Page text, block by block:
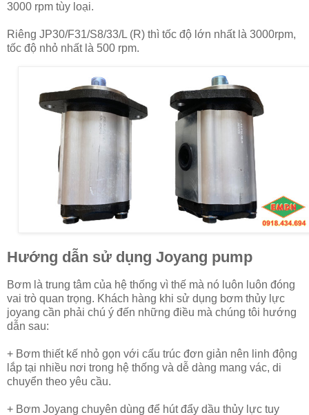
3000 rpm tùy loại.
Riêng JP30/F31/S8/33/L (R) thì tốc độ lớn nhất là 3000rpm,
tốc độ nhỏ nhất là 500 rpm.
Hướng dẫn sử dụng Joyang pump
Bơm là trung tâm của hệ thống vì thế mà nó luôn luôn đóng
vai trò quan trọng. Khách hàng khi sử dụng bơm thủy lực
joyang cần phải chú ý đến những điều mà chúng tôi hướng
dẫn sau:
+ Bơm thiết kế nhỏ gọn với cấu trúc đơn giản nên linh động
lắp tại nhiều nơi trong hệ thống và dễ dàng mang vác, di
chuyển theo yêu cầu.
+ Bơm Joyang chuyên dùng để hút đẩy dầu thủy lực tuy